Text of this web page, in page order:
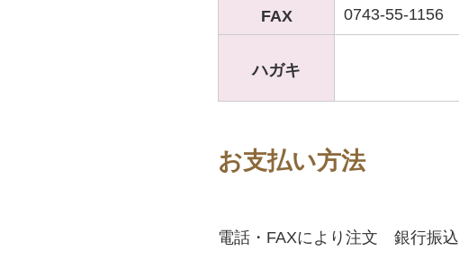
FAX 0743-55-1156
ハガキ
お支払い方法
電話・FAXにより注文 銀行振込